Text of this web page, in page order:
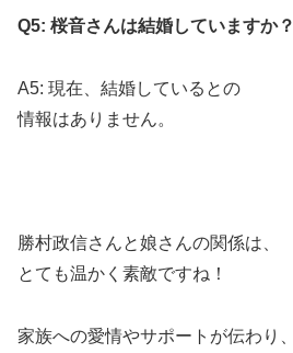
Q5: 桜音さんは結婚していますか？
A5: 現在、結婚しているとの
情報はありません。
勝村政信さんと娘さんの関係は、
とても温かく素敵ですね！
家族への愛情やサポートが伝わり、